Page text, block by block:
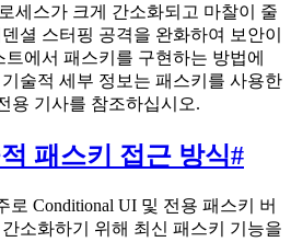
세스가 크게 간소화되고 마찰이 줄
셜 스터핑 공격을 완화하여 보안이
에서 패스키를 구현하는 방법에
술적 세부 정보는 패스키를 사용한
용 기사를 참조하십시오.
패스키 접근 방식#
로 Conditional UI 및 전용 패스키 버
소화하기 위해 최신 패스키 기능을